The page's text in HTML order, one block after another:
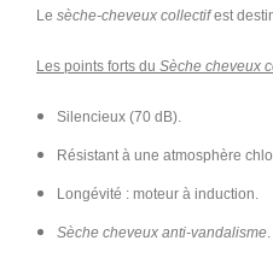
Le sèche-cheveux collectifest
Les points forts du Sèche cheveux
Silencieux (70 dB).
Résistant à une atmosphère
Longévité : moteur à induction.
Sèche cheveux anti-vandalisme.